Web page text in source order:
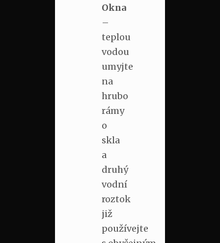
Okna
–
teplou
vodou
umyjte
na
hrubo
rámy
o
skla
a
druhý
vodní
roztok
již
používejte